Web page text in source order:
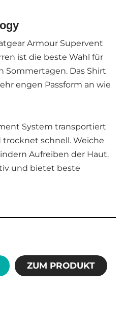
Armour Supervent
ist die beste Wahl für
Sommertagen. Das Shirt
engen Passform an wie
System transportiert
schnell. Weiche
Aufreiben der Haut.
und bietet beste
ZUM PRODUKT